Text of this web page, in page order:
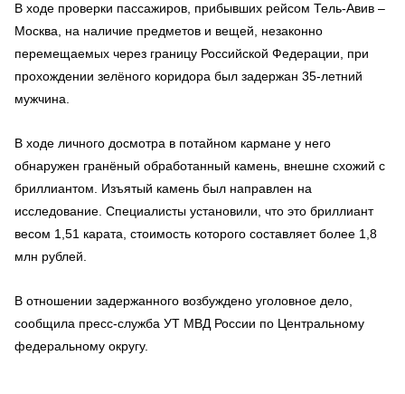
В ходе проверки пассажиров, прибывших рейсом Тель-Авив –
Москва, на наличие предметов и вещей, незаконно
перемещаемых через границу Российской Федерации, при
прохождении зелёного коридора был задержан 35-летний
мужчина.
В ходе личного досмотра в потайном кармане у него
обнаружен гранёный обработанный камень, внешне схожий с
бриллиантом. Изъятый камень был направлен на
исследование. Специалисты установили, что это бриллиант
весом 1,51 карата, стоимость которого составляет более 1,8
млн рублей.
В отношении задержанного возбуждено уголовное дело,
сообщила пресс-служба УТ МВД России по Центральному
федеральному округу.